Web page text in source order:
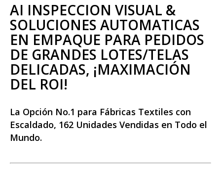
AI INSPECCIÓN VISUAL &
SOLUCIONES AUTOMATICAS
EN EMPAQUE PARA PEDIDOS
DE GRANDES LOTES/TELAS
DELICADAS, ¡MAXIMACIÓN
DEL ROI!
La Opción No.1 para Fábricas Textiles con
Escaldado, 162 Unidades Vendidas en Todo el
Mundo.